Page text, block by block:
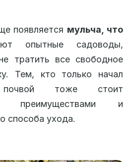
появляется мульча, что
опытные садоводы,
тратить все свободное
Тем, кто только начал
тоже стоит
преимуществами и
способа ухода.